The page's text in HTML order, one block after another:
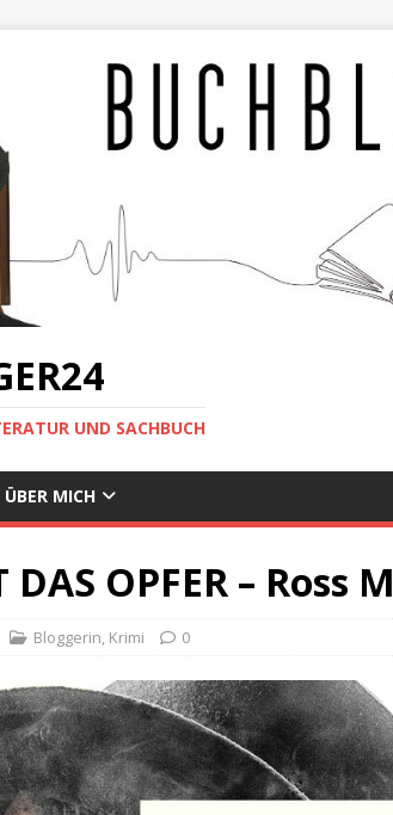
UND SACHBUCH
ÜBER MICH
DAS OPFER – Ross
Bloggerin, Krimi 0